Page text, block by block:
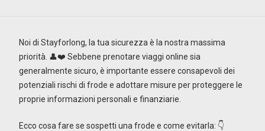
Noi di Stayforlong, la tua sicurezza è la nostra massima
priorità. 👤❤️ Sebbene prenotare viaggi online sia
generalmente sicuro, è importante essere consapevoli dei
potenziali rischi di frode e adottare misure per proteggere le
proprie informazioni personali e finanziarie.
Ecco cosa fare se sospetti una frode e come evitarla: 👇